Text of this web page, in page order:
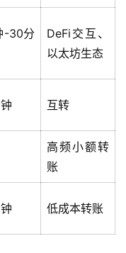
-30分
DeFi交互、
以太坊生态
互转
高频小额转
账
低成本转账